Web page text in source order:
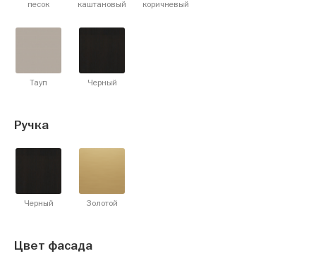
песок
каштановый
коричневый
Тауп Черный
Ручка
Черный Золотой
Цвет фасада